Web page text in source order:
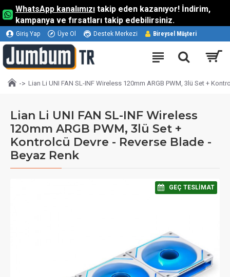
WhatsApp kanalımızı takip eden kazanıyor! İndirim,
kampanya ve fırsatları takip edebilirsiniz.
Giriş Yap Üye Ol Destek Merkezi Bireysel Müşteri
Lian Li UNI FAN SL-INF Wireless 120mm ARGB PWM, 3lü Set +
Lian Li UNI FAN SL-INF Wireless
120mm ARGB PWM, 3lü Set +
Kontrolcü Devre - Reverse Blade -
Beyaz Renk
⠀GEÇ TESLIMAT